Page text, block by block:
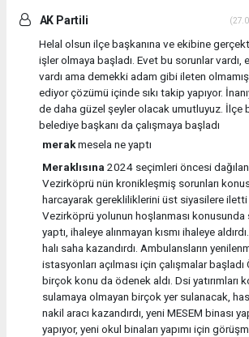
AK Partili
Helal olsun ilçe başkanına ve ekibine
işler olmaya başladı. Evet bu sorunlar
vardı ama demekki adam gibi ileten
ediyor çözümü içinde sıkı takip yapıyor.
de daha güzel şeyler olacak umutluyuz. İlçe
belediye başkanı da çalışmaya başladı
merakmesela ne yaptı
Meraklısına 2024 seçimleri öncesi
Vezirköprü nün kronikleşmiş sorunları
harcayarak gerekliliklerini üst siyasilere
Vezirköprü yolunun hoşlanması
yaptı, ihaleye alınmayan kısmı ihaleye
halı saha kazandırdı. Ambulansların
istasyonları açılması için çalışmalar
birçok konu da ödenek aldı. Dsi yatırımları
sulamaya olmayan birçok yer sulanacak,
nakil aracı kazandırdı, yeni MESEM binası
yapıyor, yeni okul binaları yapımı için